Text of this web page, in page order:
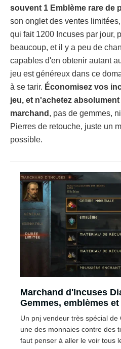
souvent 1 Emblème rare de
son onglet des ventes
qui fait 1200 Incuses par jour,
beaucoup, et il y a peu de
capables d'en obtenir autant
jeu est généreux dans ce
à se tarir. Économisez vos
jeu, et n'achetez
marchand , pas de gemmes,
Pierres de retouche, juste un
possible.
Marchand d'Incuses
Gemmes, emblèmes
Un pnj vendeur très spécial
une des monnaies contre des
faut penser à aller le voir tous